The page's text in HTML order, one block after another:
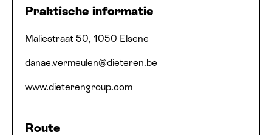
Praktische informatie
Adres
Maliestraat 50, 1050 Elsene
E-mail
danae.​vermeulen@​dieteren.​be
Website
www​.dieteren​group​.com
Route